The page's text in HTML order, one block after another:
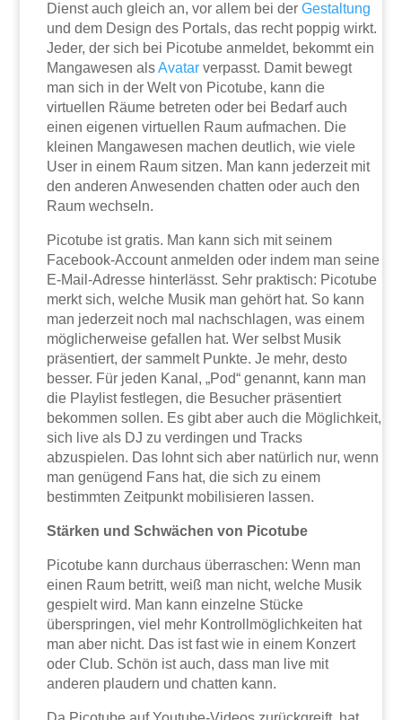
Dienst auch gleich an, vor allem bei derGestaltung
und dem Design des Portals, das recht poppig wirkt.
Jeder, der sich bei Picotube anmeldet, bekommt ein
Mangawesen alsAvatar verpasst. Damit bewegt
man sich in der Welt von Picotube, kann die
virtuellen Räume betreten oder bei Bedarf auch
einen eigenen virtuellen Raum aufmachen. Die
kleinen Mangawesen machen deutlich, wie viele
User in einem Raum sitzen. Man kann jederzeit mit
den anderen Anwesenden chatten oder auch den
Raum wechseln.
Picotube ist gratis. Man kann sich mit seinem
Facebook-Account anmelden oder indem man seine
E-Mail-Adresse hinterlässt. Sehr praktisch: Picotube
merkt sich, welche Musik man gehört hat. So kann
man jederzeit noch mal nachschlagen, was einem
möglicherweise gefallen hat. Wer selbst Musik
präsentiert, der sammelt Punkte. Je mehr, desto
besser. Für jeden Kanal, „Pod“ genannt, kann man
die Playlist festlegen, die Besucher präsentiert
bekommen sollen. Es gibt aber auch die Möglichkeit,
sich live als DJ zu verdingen und Tracks
abzuspielen. Das lohnt sich aber natürlich nur, wenn
man genügend Fans hat, die sich zu einem
bestimmten Zeitpunkt mobilisieren lassen.
Stärken und Schwächen von Picotube
Picotube kann durchaus überraschen: Wenn man
einen Raum betritt, weiß man nicht, welche Musik
gespielt wird. Man kann einzelne Stücke
überspringen, viel mehr Kontrollmöglichkeiten hat
man aber nicht. Das ist fast wie in einem Konzert
oder Club. Schön ist auch, dass man live mit
anderen plaudern und chatten kann.